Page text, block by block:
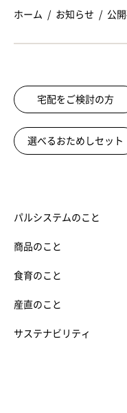
ホーム お知らせ 公
宅配をご検討の方
選べるおためしセット
パルシステムのこと
商品のこと
食育のこと
産直のこと
サステナビリティ